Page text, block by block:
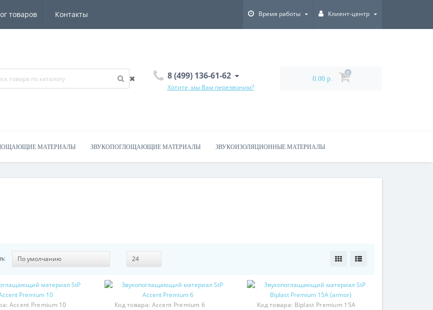
товаров Контакты Время работы Клиент-центр
8 (499) 136-61-62
Хотите, мы Вам перезвоним?
0.00 р.
0
МАТЕРИАЛЫ ЗВУКОПОГЛОЩАЮЩИЕ МАТЕРИАЛЫ ЗВУКОИЗОЛЯЦИОННЫЕ МАТЕРИАЛЫ
АКСЕССУАРЫ КОНТАКТЫ
Accent Premium 10 Код товара: Accent Premium 6 Код товара: Biplast Premium 15A